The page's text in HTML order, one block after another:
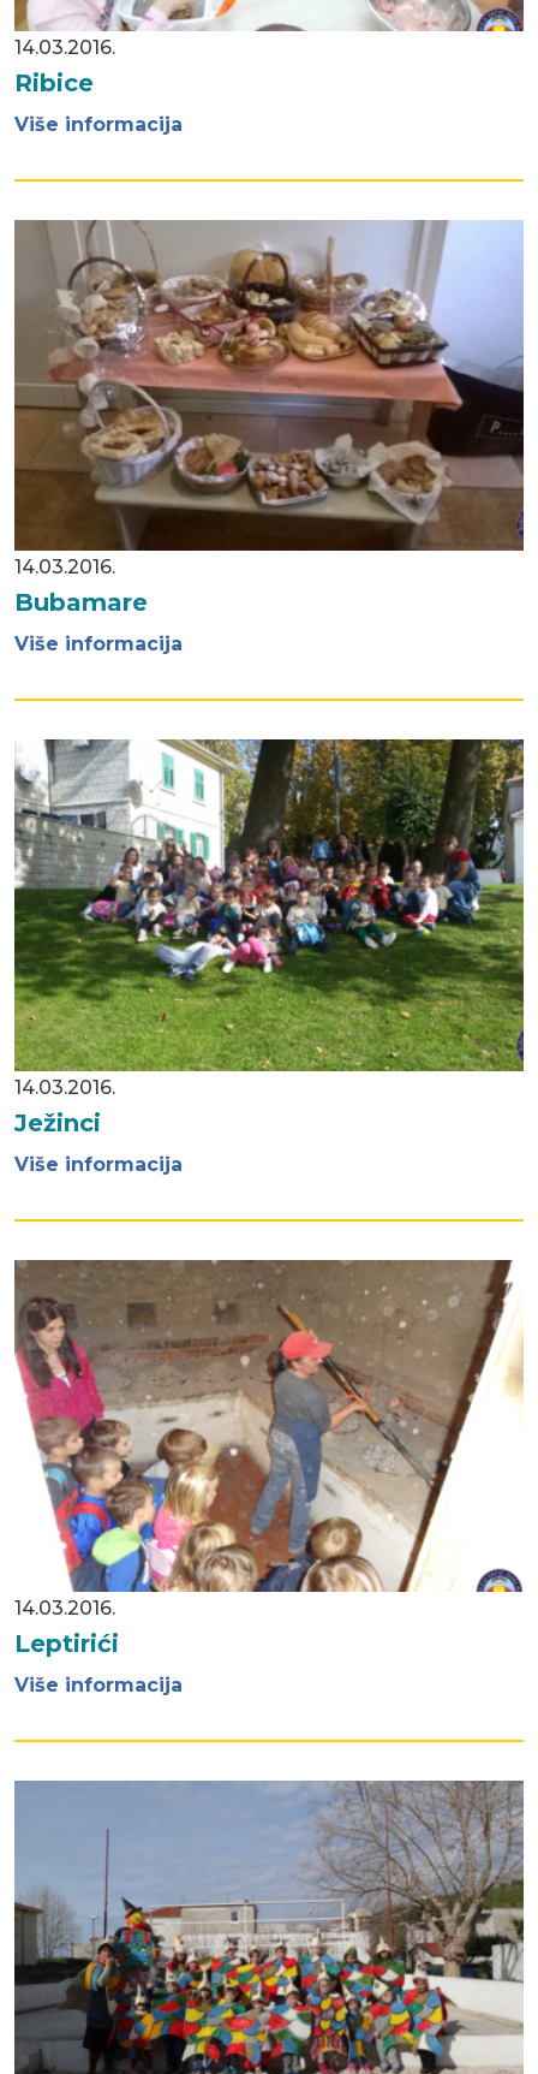
14.03.2016.
Ribice
Više informacija
14.03.2016.
Bubamare
Više informacija
14.03.2016.
Ježinci
Više informacija
14.03.2016.
Leptirići
Više informacija